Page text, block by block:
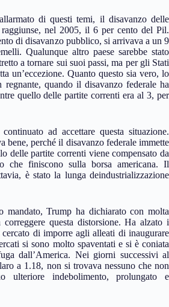
di questi temi, il disavanzo delle
nel 2005, il 6 per cento del Pil.
di disavanzo pubblico, si arrivava a un 9
Qualunque altro paese sarebbe stato
a tornare sui suoi passi, ma per gli Stati
un’eccezione. Quanto questo sia vero, lo
quando il disavanzo federale ha
quello delle partite correnti era al 3, per
ad accettare questa situazione.
bene, perché il disavanzo federale immette
delle partite correnti viene compensato da
che finiscono sulla borsa americana. Il
è stato la lunga deindustrializzazione
mandato, Trump ha dichiarato con molta
questa distorsione. Ha alzato i
di imporre agli alleati di inaugurare
si sono molto spaventati e si è coniata
dall’America. Nei giorni successivi al
a 1.18, non si trovava nessuno che non
ulteriore indebolimento, prolungato e